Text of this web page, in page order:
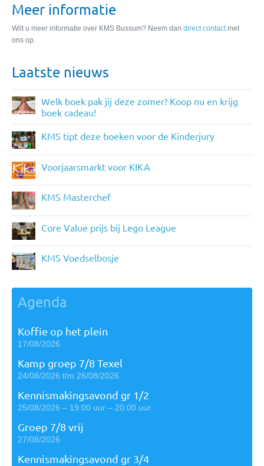
Meer informatie
Wilt u meer informatie over KMS Bussum? Neem dan direct contactmet
ons op.
Laatste nieuws
Welk boek pak jij deze zomer? Koop nu en krijg
boek cadeau!
KMS tipt deze boeken voor de Kinderjury
Voorjaarsmarkt voor KIKA
KMS Masterchef
Core Value prijs bij Lego League
KMS Voedselbosje
Agenda
Koffie op het plein
17/08/2026
Kamp groep 7/8 Texel
24/08/2026 t/m 26/08/2026
Kennismakingsavond gr 1/2
25/08/2026 – 19:00 uur – 20:00 uur
Groep 7/8 vrij
27/08/2026
Kennismakingsavond gr 3/4